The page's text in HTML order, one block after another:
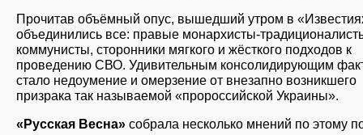
Прочитав объёмный опус, вышедший утром в
объединились все: правые монархисты-
коммунисты, сторонники мягкого и жёсткого подходов к
проведению СВО. Удивительным консолидирующим
стало недоумение и омерзение от внезапно возникшего
призрака так называемой «пророссийской Украины».
«Русская Весна» собрала несколько мнений по этому